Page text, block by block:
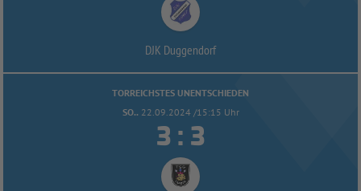
DJK Duggendorf
TORREICHSTES UNENTSCHIEDEN
SO.. 22.09.2024 /15:15 Uhr
 : 